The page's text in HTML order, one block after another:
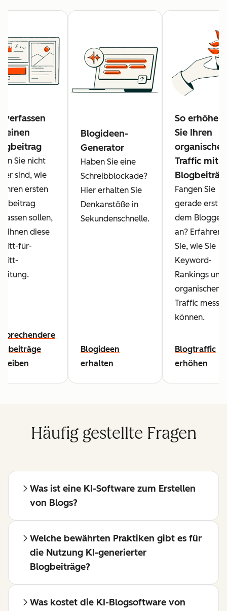
verfassen
einen
Sie nicht
sind, wie
Ihren ersten
sollen,
Ihnen diese
für-
Blogideen-
Generator
Haben Sie eine
Schreibblockade?
Hier erhalten Sie
Denkanstöße in
Sekundenschnelle.
Blogideen
erhalten
So erhöhen
Sie Ihren
organischen
Traffic mit
Fangen Sie
gerade erst
dem Bloggen
an? Erfahren
Sie, wie Sie
Keyword-
Rankings und
organischen
Traffic
können.
Blogtraffic
erhöhen
Häufig gestellte Fragen
Was ist eine KI-Software zum Erstellen
von Blogs?
Welche bewährten Praktiken gibt es für
die Nutzung KI-generierter
Blogbeiträge?
Was kostet die KI-Blogsoftware von